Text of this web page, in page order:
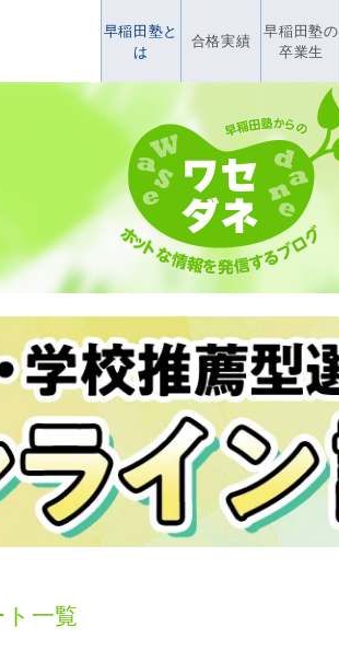
早稲田塾と
は
合格実績
早稲田塾の
卒業生
一覧